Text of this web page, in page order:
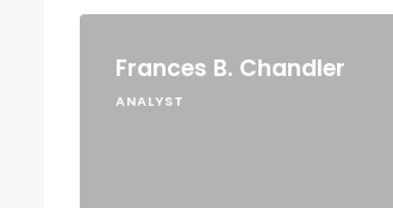
Frances B. Chandler
ANALYST